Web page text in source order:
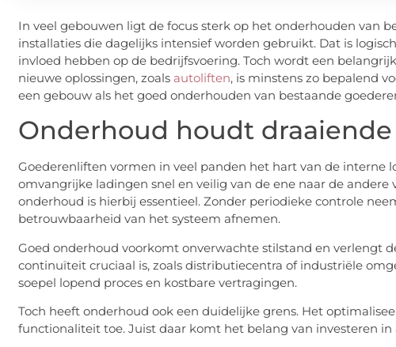
In veel gebouwen ligt de focus sterk op het onderhouden van
installaties die dagelijks intensief worden gebruikt. Dat is
invloed hebben op de bedrijfsvoering. Toch wordt een
nieuwe oplossingen, zoals autoliften, is minstens zo bepalend
een gebouw als het goed onderhouden van bestaande
Onderhoud houdt draaiende
Goederenliften vormen in veel panden het hart van de interne
omvangrijke ladingen snel en veilig van de ene naar de
onderhoud is hierbij essentieel. Zonder periodieke controle
betrouwbaarheid van het systeem afnemen.
Goed onderhoud voorkomt onverwachte stilstand en verlengt
continuïteit cruciaal is, zoals distributiecentra of industriële
soepel lopend proces en kostbare vertragingen.
Toch heeft onderhoud ook een duidelijke grens. Het
functionaliteit toe. Juist daar komt het belang van investeren in